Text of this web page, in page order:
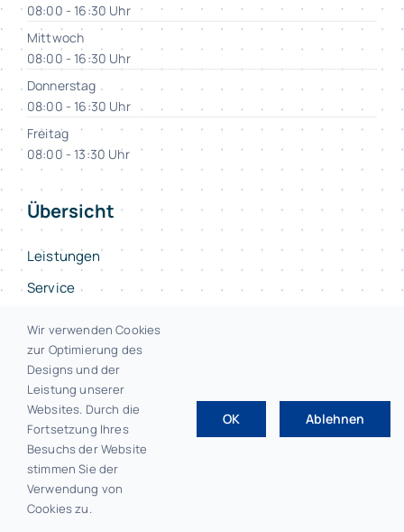
08:00 - 16:30 Uhr
Mittwoch
08:00 - 16:30 Uhr
Donnerstag
08:00 - 16:30 Uhr
Freitag
08:00 - 13:30 Uhr
Übersicht
Leistungen
Service
Team
Newsblog
Kontakt
© 2026 • F.E.L.S Steuerberater Bayreuth
Wir verwenden Cookies
zur Optimierung des
Designs und der
Leistung unserer
Websites. Durch die
Fortsetzung Ihres
Besuchs der Website
stimmen Sie der
Verwendung von
Cookies zu.
OK Ablehnen